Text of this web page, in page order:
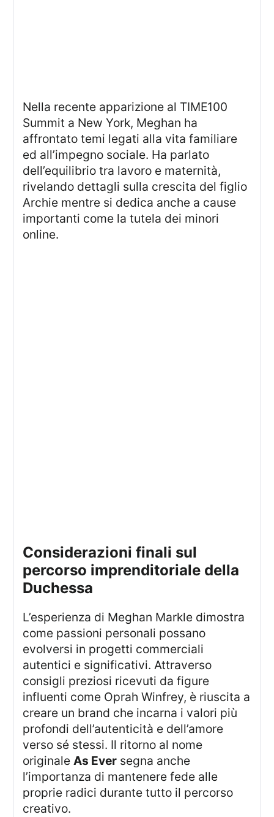
Nella recente apparizione al TIME100
Summit a New York, Meghan ha
affrontato temi legati alla vita familiare
ed all’impegno sociale. Ha parlato
dell’equilibrio tra lavoro e maternità,
rivelando dettagli sulla crescita del figlio
Archie mentre si dedica anche a cause
importanti come la tutela dei minori
online.
considerazioni finali sul
percorso imprenditoriale della
Duchessa
L’esperienza di Meghan Markle dimostra
come passioni personali possano
evolversi in progetti commerciali
autentici e significativi. Attraverso
consigli preziosi ricevuti da figure
influenti come Oprah Winfrey, è riuscita a
creare un brand che incarna i valori più
profondi dell’autenticità e dell’amore
verso sé stessi. Il ritorno al nome
originaleAs Ever segna anche
l’importanza di mantenere fede alle
proprie radici durante tutto il percorso
creativo.